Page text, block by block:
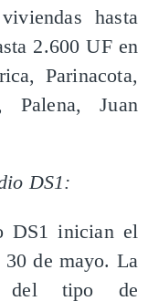
hasta
2.600 UF en
Parinacota,
Palena, Juan
DS1:
DS1 inician el
de mayo. La
del tipo de